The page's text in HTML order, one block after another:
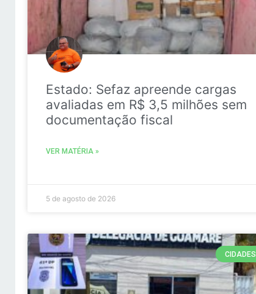
Estado: Sefaz apreende cargas
avaliadas em R$ 3,5 milhões sem
documentação fiscal
VER MATÉRIA »
5 de agosto de 2026
CIDADES